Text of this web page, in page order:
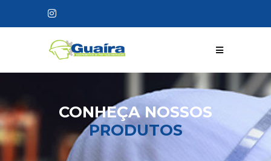
CONHEÇA NOSSOS
PRODUTOS